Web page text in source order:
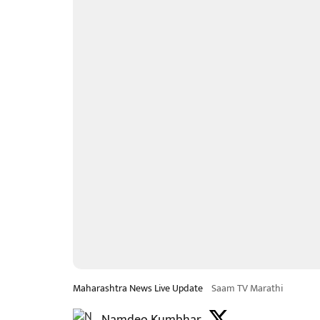
Maharashtra News Live Update Saam TV Marathi